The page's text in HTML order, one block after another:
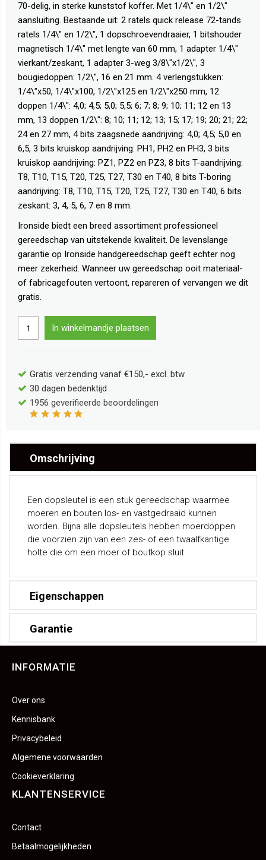
70-delig, in sterke kunststof koffer. Met 1/4\" en 1/2\"
aansluiting. Bestaande uit: 2 ratels quick release 72-tands
ratels 1/4\" en 1/2\", 1 dopschroevendraaier, 1 bitshouder
magnetisch 1/4\" met lengte van 60 mm, 1 adapter 1/4\"
vierkant/zeskant, 1 adapter 3-weg 3/8\"x1/2\", 3
bougiedoppen: 1/2\", 16 en 21 mm. 4 verlengstukken:
1/4\"x50, 1/4\"x100, 1/2\"x125 en 1/2\"x250 mm, 12
doppen 1/4\": 4,0; 4,5; 5,0; 5,5; 6; 7; 8; 9; 10; 11; 12 en 13
mm, 13 doppen 1/2\": 8; 10; 11; 12; 13; 15; 17; 19; 20; 21; 22;
24 en 27 mm, 4 bits zaagsnede aandrijving: 4,0; 4,5; 5,0 en
6,5, 3 bits kruiskop aandrijving: PH1, PH2 en PH3, 3 bits
kruiskop aandrijving: PZ1, PZ2 en PZ3, 8 bits T-aandrijving:
T8, T10, T15, T20, T25, T27, T30 en T40, 8 bits T-boring
aandrijving: T8, T10, T15, T20, T25, T27, T30 en T40, 6 bits
zeskant: 3, 4, 5, 6, 7 en 8 mm.
Ironside biedt een breed assortiment professioneel
gereedschap van uitstekende kwaliteit. De levenslange
garantie op Ironside handgereedschap geeft echter nog
meer zekerheid. Wanneer uw gereedschap ooit materiaal-
of fabricagefouten vertoont, repareren of vervangen we dit
gratis.
In winkelmandje plaatsen
Gratis verzending vanaf €150,- excl. btw
30 dagen bedenktijd
1956 geverifieerde beoordelingen
Omschrijving
Een dopsleutel is een stuk gereedschap waarmee
moeren en bouten los- en vastgedraaid kunnen
worden. Bijna alle dopsleutels hebben moerdoppen
die voorzien zijn van een zes- of een twaalfkantige
holte die om een moer of boutkop sluit
Eigenschappen
Garantie
INFORMATIE
Over ons
Kennisbank
Privacybeleid
Algemene voorwaarden
Cookieverklaring
KLANTENSERVICE
Contact
Betaalmogelijkheden